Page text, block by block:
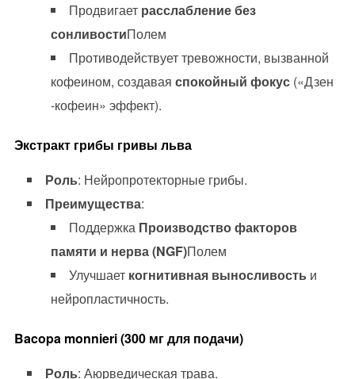
Продвигает расслабление без
сонливостиПолем
Противодействует тревожности, вызванной
кофеином, создавая спокойный фокус(«Дзен
-кофеин» эффект).
Экстракт грибы гривы льва
Роль: Нейропротекторные грибы.
Преимущества:
Поддержка Производство факторов
памяти и нерва (NGF)Полем
Улучшает когнитивная выносливость и
нейропластичность.
Bacopa monnieri (300 мг для подачи)
Роль: Аюрведическая трава.